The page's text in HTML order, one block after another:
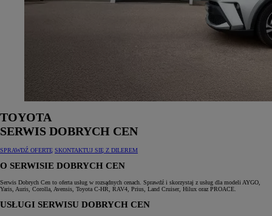
TOYOTA
SERWIS DOBRYCH CEN
SPRAWDŹ OFERTĘ SKONTAKTUJ SIĘ Z DILEREM
O SERWISIE DOBRYCH CEN
Serwis Dobrych Cen to oferta usług w rozsądnych cenach. Sprawdź i skorzystaj z usług dla modeli AYGO,
Yaris, Auris, Corolla, Avensis, Toyota C‑HR, RAV4, Prius, Land Cruiser, Hilux oraz PROACE.
USŁUGI SERWISU DOBRYCH CEN